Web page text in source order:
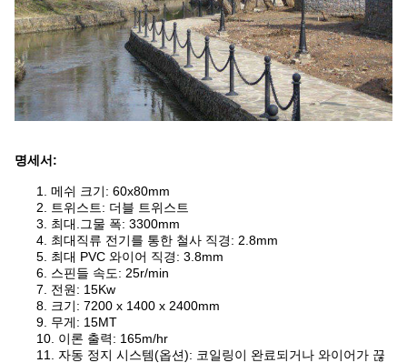
명세서:
1. 메쉬 크기: 60x80mm
2. 트위스트: 더블 트위스트
3. 최대.그물 폭: 3300mm
4. 최대직류 전기를 통한 철사 직경: 2.8mm
5. 최대 PVC 와이어 직경: 3.8mm
6. 스핀들 속도: 25r/min
7. 전원: 15Kw
8. 크기: 7200 x 1400 x 2400mm
9. 무게: 15MT
10. 이론 출력: 165m/hr
11. 자동 정지 시스템(옵션): 코일링이 완료되거나 와이어가 끊